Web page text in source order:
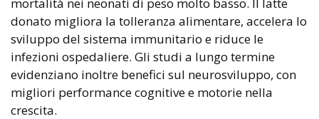
donato migliora la tolleranza alimentare, accelera lo
sviluppo del sistema immunitario e riduce le
infezioni ospedaliere. Gli studi a lungo termine
evidenziano inoltre benefici sul neurosviluppo, con
migliori performance cognitive e motorie nella
crescita.